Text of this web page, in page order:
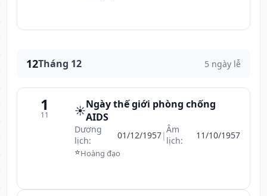
12Tháng 12 5 ngày lễ
1
11 ☀️Ngày thế giới phòng chống
AIDS
Dương
lịch:
01/12/1957|Âm
lịch:
11/10/1957
⭐Hoàng đạo